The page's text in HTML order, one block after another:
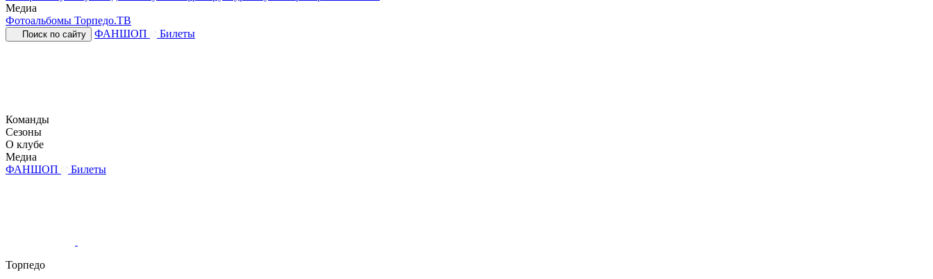
Медиа
Фотоальбомы Торпедо.ТВ
Поиск по сайту ФАНШОП Билеты
Команды
Сезоны
О клубе
Медиа
ФАНШОП
Билеты
Торпедо